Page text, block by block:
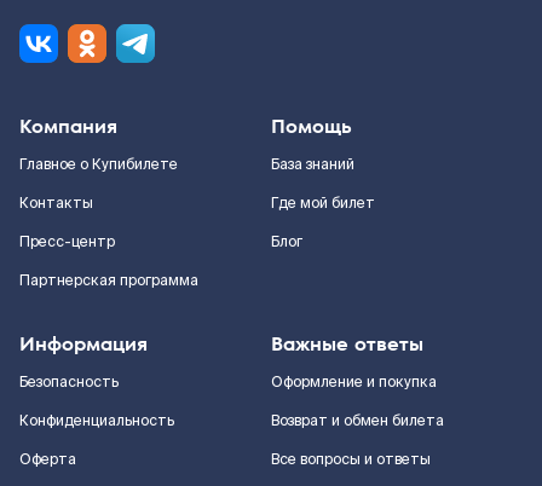
Компания
Главное о Купибилете
Контакты
Пресс-центр
Партнерская программа
Помощь
База знаний
Где мой билет
Блог
Информация
Безопасность
Конфиденциальность
Оферта
Важные ответы
Оформление и покупка
Возврат и обмен билета
Все вопросы и ответы